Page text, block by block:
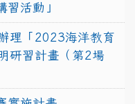
習活動」
理「2023海洋教育
研習計畫（第2場